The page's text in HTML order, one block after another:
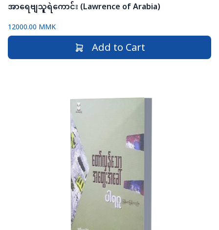
အာရေဗျသူရဲကောင်း (Lawrence of Arabia)
12000.00 MMK
Add to Cart